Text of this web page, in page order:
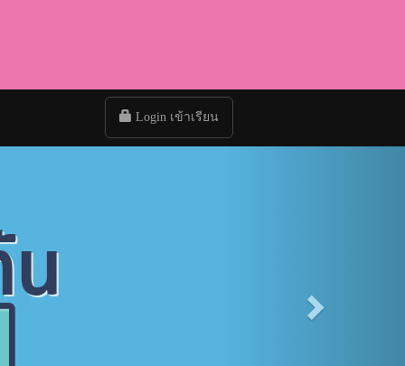
Login เข้าเรียน